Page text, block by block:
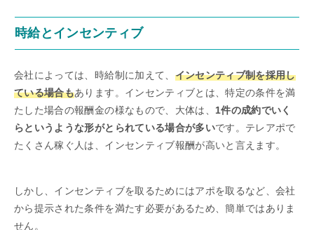
時給とインセンティブ
会社によっては、時給制に加えて、 インセンティブ制を採用し
ている場合もあります。インセンティブとは、特定の条件を満
たした場合の報酬金の様なもので、大体は、 1件の成約でいく
らというような形がとられている場合が多いです。テレアポで
たくさん稼ぐ人は、インセンティブ報酬が高いと言えます。
しかし、インセンティブを取るためにはアポを取るなど、会社
から提示された条件を満たす必要があるため、簡単ではありま
せん。